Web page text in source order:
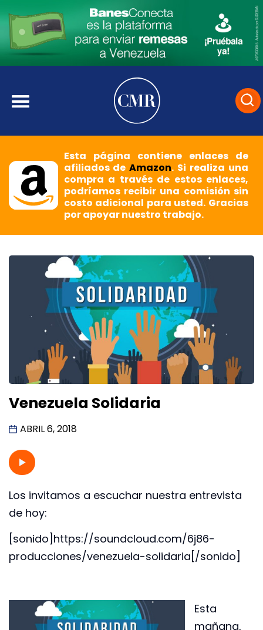
Esta página contiene enlaces de
afiliados deAmazon. Si realiza una
compra a través de estos enlaces,
podríamos recibir una comisión sin
costo adicional para usted. Gracias
por apoyar nuestro trabajo.
Venezuela Solidaria
ABRIL 6, 2018
Los invitamos a escuchar nuestra entrevista
de hoy:
[sonido]https://soundcloud.com/6j86-
producciones/venezuela-solidaria[/sonido]
Esta
mañana,